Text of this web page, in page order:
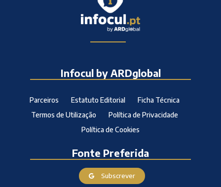
Infocul by ARDglobal
Parceiros Estatuto Editorial
Ficha Técnica
Termos de Utilização
Política de Privacidade
Política de Cookies
Fonte Preferida
Subscrever